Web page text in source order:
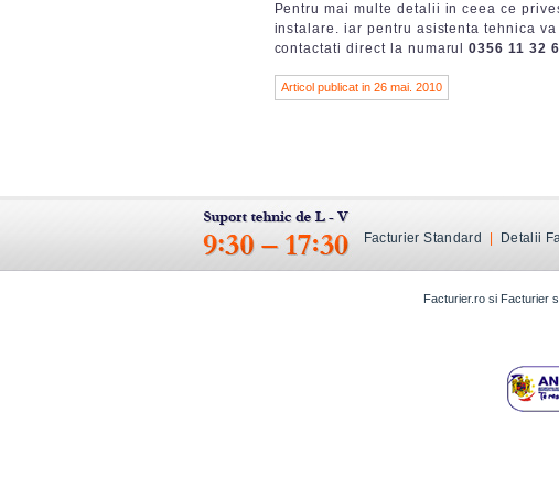
Pentru mai multe detalii in ceea ce
instalare. iar pentru asistenta tehnica
contactati direct la numarul0356 11 32
Articol publicat in 26 mai. 2010
Facturier Standard Detalii
Facturier.ro si Facturier